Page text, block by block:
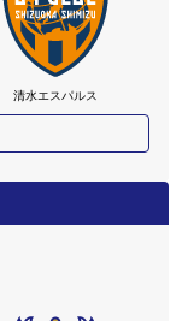
清水エスパルス